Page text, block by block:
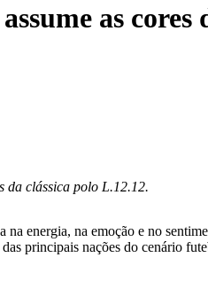
as
da clássica polo L.12.12.
energia, na emoção e no
principais nações do cenário